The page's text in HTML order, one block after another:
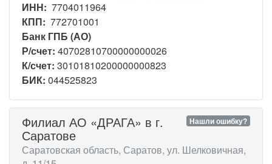
ИНН: 7704011964
КПП: 772701001
Банк ГПБ (АО)
Р/счет: 40702810700000000026
К/счет: 30101810200000000823
БИК: 044525823
Нашли ошибку?
Филиал АО «ДРАГА» в г.
Саратове
Саратовская область, Саратов, ул. Шелковичная,